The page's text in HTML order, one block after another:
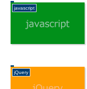
javascript
jQuery